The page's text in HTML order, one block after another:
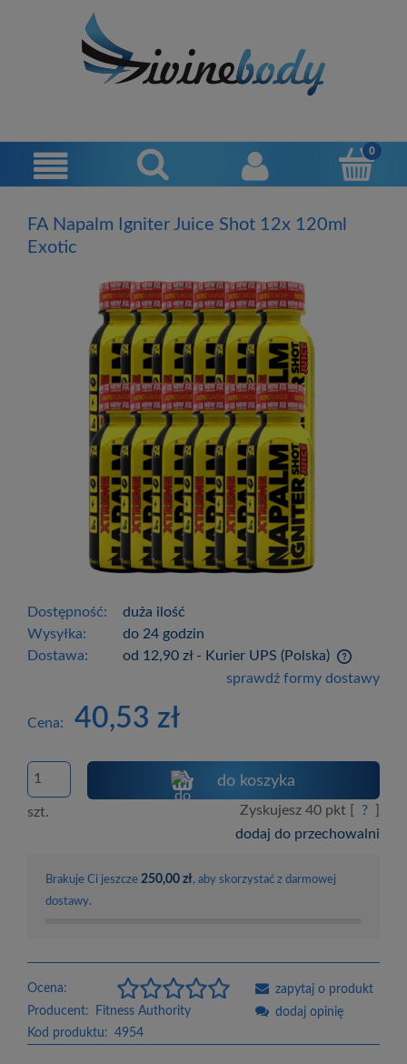
FA Napalm Igniter Juice Shot 12x 120ml
Exotic
Dostępność:
duża ilość
Wysyłka:
do 24 godzin
Dostawa:
od 12,90 zł - Kurier UPS (Polska)
Cena nie zawiera ewentualnych kosztówsprawdź formy dostawy
Cena: 40,53 zł
szt.
do koszyka
Zyskujesz 40pkt [ ?
dodaj do przechowalni
Brakuje Ci jeszcze 250,00 zł, aby skorzystać z darmowej
dostawy.
Ocena:
Producent:
Fitness Authority
Kod produktu: 4954
zapytaj o produkt
dodaj opinię